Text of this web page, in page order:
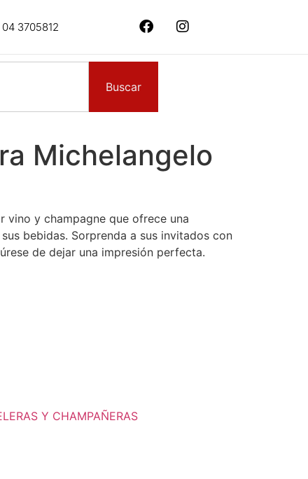
04 3705812
Buscar
Michelangelo
vino y champagne que ofrece una
bebidas. Sorprenda a sus invitados con
de dejar una impresión perfecta.
Y CHAMPAÑERAS